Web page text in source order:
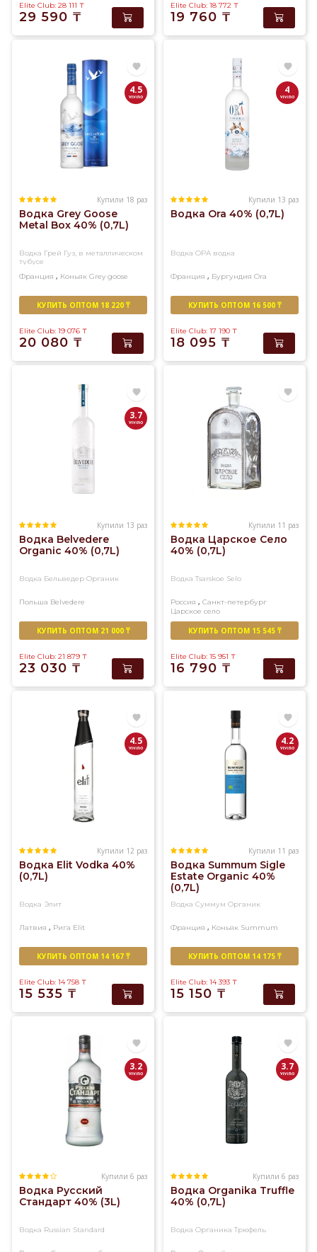
Elite Club: 28 111 ₸
29 590 ₸
Elite Club: 18 772 ₸
19 760 ₸
4.5
Купили 18 раз
Водка Grey Goose
Metal Box 40% (0,7L)
Водка Грей Гуз, в металлическом
тубусе
Франция , Коньяк Grey goose
КУПИТЬ ОПТОМ 18 220 ₸
Elite Club: 19 076 ₸
20 080 ₸
4
Купили 13 раз
Водка Ora 40% (0,7L)
Водка ОРА водка
Франция , Бургундия Ora
КУПИТЬ ОПТОМ 16 500 ₸
Elite Club: 17 190 ₸
18 095 ₸
3.7
Купили 13 раз
Водка Belvedere
Organic 40% (0,7L)
Водка Бельведер Органик
Польша Belvedere
КУПИТЬ ОПТОМ 21 000 ₸
Elite Club: 21 879 ₸
23 030 ₸
Купили 11 раз
Водка Царское Село
40% (0,7L)
Водка Tsarskoe Selo
Россия , Санкт-петербург
Царское село
КУПИТЬ ОПТОМ 15 545 ₸
Elite Club: 15 951 ₸
16 790 ₸
4.5
Купили 12 раз
Водка Elit Vodka 40%
(0,7L)
Водка Элит
Латвия , Рига Elit
КУПИТЬ ОПТОМ 14 167 ₸
Elite Club: 14 758 ₸
15 535 ₸
4.2
Купили 11 раз
Водка Summum Sigle
Estate Organic 40%
(0,7L)
Водка Суммум Органик
Франция , Коньяк Summum
КУПИТЬ ОПТОМ 14 175 ₸
Elite Club: 14 393 ₸
15 150 ₸
3.2
Купили 6 раз
Водка Русский
Стандарт 40% (3L)
Водка Russian Standard
3.7
Купили 6 раз
Водка Organika Truffle
40% (0,7L)
Водка Органика Трюфель